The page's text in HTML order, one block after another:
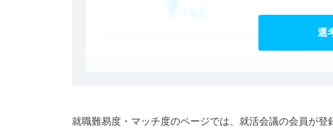
選
就職難易度・マッチ度のページでは、就活会議の会員が